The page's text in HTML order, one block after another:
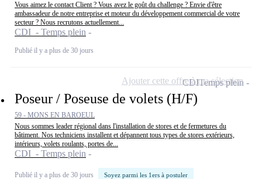
Vous aimez le contact Client ? Vous avez le goût du challenge ? Envie d'être
ambassadeur de notre entreprise et moteur du développement commercial de votre
secteur ? Nous recrutons actuellement...
CDI - Temps plein
Publié il y a plus de 30 jours
Poseur / Poseuse de volets (H/F)
59 - MONS EN BAROEUL
Nous sommes leader régional dans l'installation de stores et de fermetures du
bâtiment. Nos techniciens installent et dépannent tous types de stores extérieurs,
intérieurs, volets roulants, portes de...
CDI - Temps plein
Publié il y a plus de 30 jours Soyez parmi les 1ers à postuler
CDITemps plein
Ajouter cette offre à ma sélection